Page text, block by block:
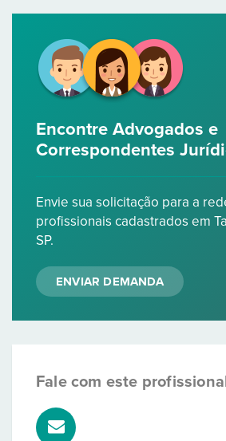
Encontre Advogados e
Correspondentes
Envie sua solicitação para a
profissionais cadastrados em
SP.
ENVIAR DEMANDA
Fale com este